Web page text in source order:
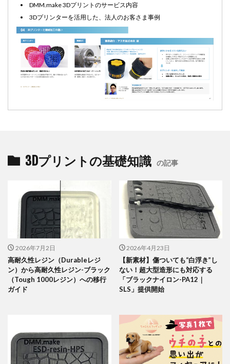
DMM.make 3Dプリントのサービス内容
3Dプリンターを活用した、法人のお客さま事例
3Dプリントの基礎知識 の記事
2026年7月2日
高耐久性レジン（Durableレジ
ン）から高耐久性レジン-ブラック
（Tough 1000レジン）への移行
ガイド
2026年4月23日
【新素材】傷ついても“白浮き”し
ない！超大型造形にも対応する
「ブラックナイロン-PA12｜
SLS」提供開始